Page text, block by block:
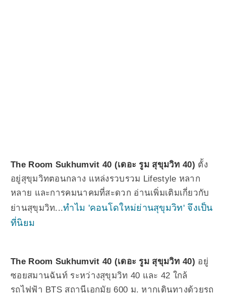
The Room Sukhumvit 40 (เดอะ รูม สุขุมวิท 40) ตั้ง
อยู่สุขุมวิทตอนกลาง แหล่งรวบรวม Lifestyle หลาก
หลาย และการคมนาคมที่สะดวก อ่านเพิ่มเติมเกี่ยวกับ
ย่านสุขุมวิท...ทำไม 'คอนโดใหม่ย่านสุขุมวิท' จึงเป็น
ที่นิยม
The Room Sukhumvit 40 (เดอะ รูม สุขุมวิท 40) อยู่
ซอยสมานฉันท์ ระหว่างสุขุมวิท 40 และ 42 ใกล้
รถไฟฟ้า BTS สถานีเอกมัย 600 ม. หากเดินทางด้วยรถ